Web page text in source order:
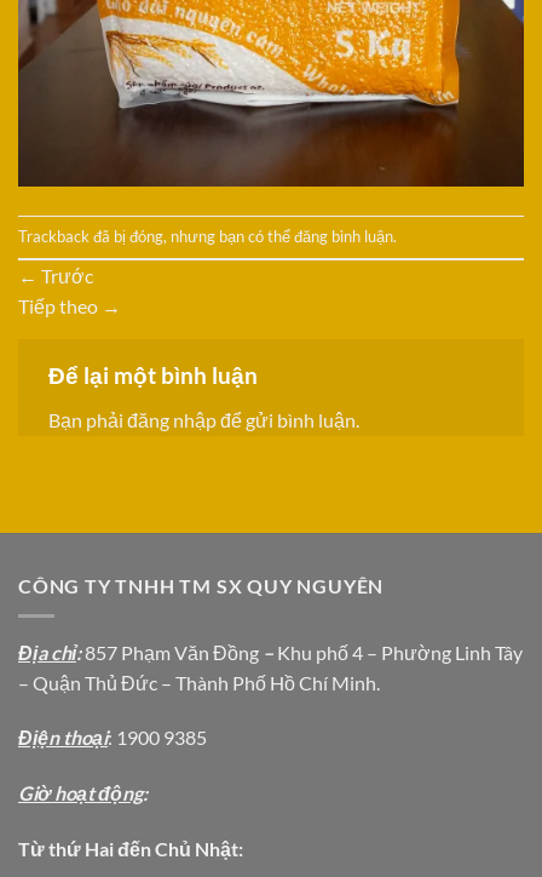
Trackback đã bị đóng, nhưng bạn có thểđăng bình luận.
← Trước
Tiếp theo →
Để lại một bình luận
Bạn phải đăng nhậpđể gửi bình luận.
CÔNG TY TNHH TM SX QUY NGUYÊN
Địa chỉ:857 Phạm Văn Đồng – Khu phố 4 – Phường Linh Tây
– Quận Thủ Đức – Thành Phố Hồ Chí Minh.
Địện thoại: 1900 9385
Giờ hoạt động:
Từ thứ Hai đến Chủ Nhật: